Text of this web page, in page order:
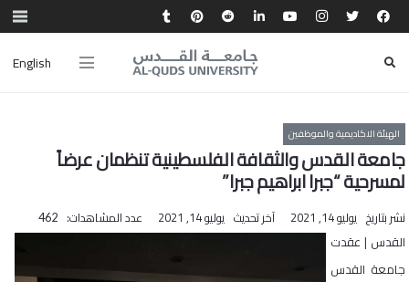
English
الهيئة الاكاديمية والموظفين
جامعة القدس والثقافة الفلسطينية تنظمان عرضاً
لمسرحية “جبرا ابراهيم جبرا”
نشر بتاريخ يوليو 14, 2021 آخر تحديث يوليو 14, 2021 عدد المشاهدات: 462
القدس | عقدت
جامعة القدس